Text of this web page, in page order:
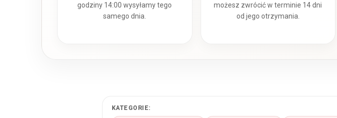
godziny 14:00 wysyłamy tego
samego dnia.
możesz zwrócić w terminie 14 dni
od jego otrzymania.
KATEGORIE: